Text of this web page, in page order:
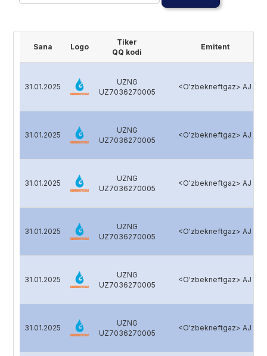
Sana Logo
Tiker
QQ kodi
Emitent
31.01.2025
UZNG
UZ7036270005
<O'zbekneftgaz> AJ
31.01.2025
UZNG
UZ7036270005
<O'zbekneftgaz> AJ
31.01.2025
UZNG
UZ7036270005
<O'zbekneftgaz> AJ
31.01.2025
UZNG
UZ7036270005
<O'zbekneftgaz> AJ
31.01.2025
UZNG
UZ7036270005
<O'zbekneftgaz> AJ
31.01.2025
UZNG
UZ7036270005
<O'zbekneftgaz> AJ